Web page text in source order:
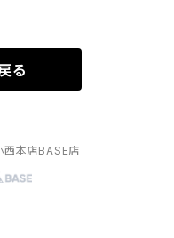
る
本店BASE店